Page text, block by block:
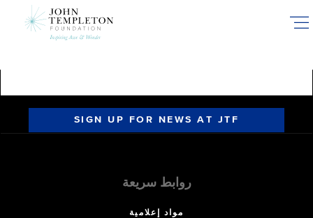
SIGN UP FOR NEWS AT JTF
روابط سريعة
مواد إعلامية